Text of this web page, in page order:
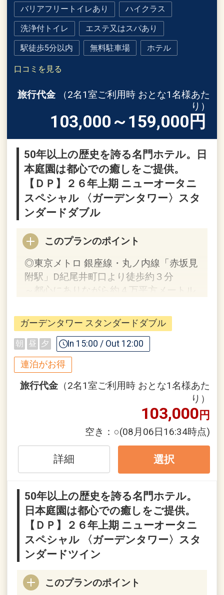
バリアフリートイレあり ハイクラス
洗浄付トイレ エステ又はスパあり
駅徒歩5分以内 無料駐車場 ホテル
口コミを見る
旅行代金
（2名1室ご利用時 おとな1名様あた
り）
103,000～159,000 円
50年以上の歴史を誇る名門ホテル。日
本庭園は都心での癒しをご提供。
【ＤＰ】２６年上期 ニューオータニ
スペシャル 〈ガーデンタワー〉スタ
ンダードダブル
このプランのポイント
◎東京メトロ 銀座線・丸ノ内線「赤坂見
附駅」D紀尾井町口より徒歩約３分
～都心にありながら約４万平方メートル
【連泊するとお得】連泊割引がございま
す
連泊の場合、
1泊目より1泊につきおひとり様
００円引
※割引適用後のご旅行代金は、カレンダ
ーからお進みいただいた後表示される
「空室照会結果確認画面」でご確認くだ
※宿泊期間中すべての日において人数・
一であることが割引適用の条件となりま
す。
うれしいポイント！
●スイーツ テイクアウト10％割引優待券
付！（おひとり様１泊につき１枚）
※「パティスリーSATSUKI」「ピエー
ル・エルメ・パリ」テイクアウトスイー
ガーデンタワー スタンダードダブル
朝 昼 夕 In 15:00 / Out 12:00
連泊がお得
旅行代金 （2名1室ご利用時 おとな1名様あた
り）
103,000円
空き： ○(08月06日16:34時点)
詳細 選択
50年以上の歴史を誇る名門ホテル。
日本庭園は都心での癒しをご提供。
【ＤＰ】２６年上期 ニューオータニ
スペシャル 〈ガーデンタワー〉スタ
ンダードツイン
このプランのポイント